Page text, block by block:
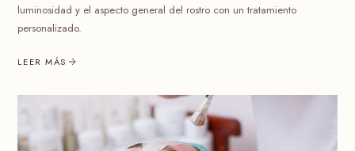
luminosidad y el aspecto general del rostro con un tratamiento
personalizado.
LEER MÁS